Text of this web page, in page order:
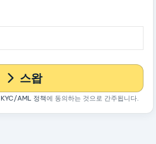
스왑
KYC/AML 정책에 동의하는 것으로 간주됩니다.